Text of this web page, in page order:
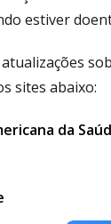
estiver
sites abaixo:
da